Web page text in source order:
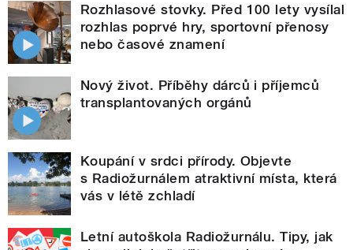
Rozhlasové stovky. Před 100 lety vysílal
rozhlas poprvé hry, sportovní přenosy
nebo časové znamení
Nový život. Příběhy dárců i příjemců
transplantovaných orgánů
Koupání v srdci přírody. Objevte
s Radiožurnálem atraktivní místa, která
vás v létě zchladí
Letní autoškola Radiožurnálu. Tipy, jak